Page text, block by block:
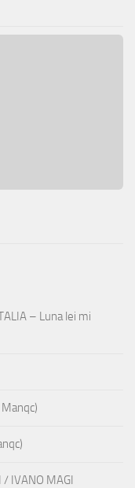
– Luna lei mi
/ IVANO MAGI